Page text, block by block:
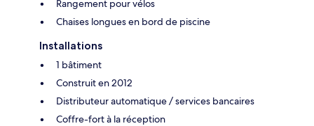
Rangement pour vélos
Chaises longues en bord de piscine
Installations
1 bâtiment
Construit en 2012
Distributeur automatique / services bancaires
Coffre-fort à la réception